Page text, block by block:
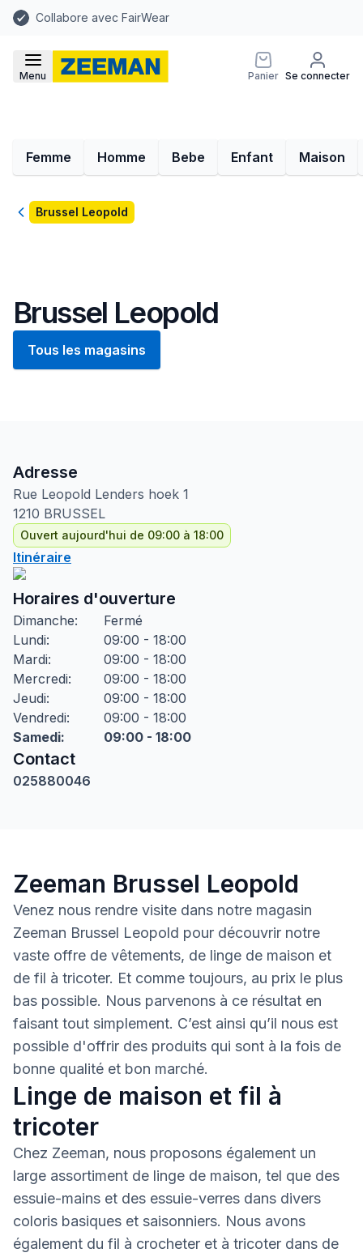
Collabore avec FairWear
Menu Panier Se connecter
Femme Homme Bebe Enfant Maison
RetourBrussel Leopold
Brussel Leopold
Tous les magasins
Adresse
Rue Leopold Lenders hoek 1
1210 BRUSSEL
Ouvert aujourd'hui de 09:00 à 18:00
Itinéraire
Horaires d'ouverture
Dimanche:
Fermé
Lundi:
09:00 - 18:00
Mardi:
09:00 - 18:00
Mercredi:
09:00 - 18:00
Jeudi:
09:00 - 18:00
Vendredi:
09:00 - 18:00
Samedi: 09:00 - 18:00
Contact
025880046
Zeeman Brussel Leopold
Venez nous rendre visite dans notre magasin
Zeeman Brussel Leopold pour découvrir notre
vaste offre de vêtements, de linge de maison et
de fil à tricoter. Et comme toujours, au prix le plus
bas possible. Nous parvenons à ce résultat en
faisant tout simplement. C’est ainsi qu’il nous est
possible d'offrir des produits qui sont à la fois de
bonne qualité et bon marché.
Linge de maison et fil à
tricoter
Chez Zeeman, nous proposons également un
large assortiment de linge de maison, tel que des
essuie-mains et des essuie-verres dans divers
coloris basiques et saisonniers. Nous avons
également du fil à crocheter et à tricoter dans de